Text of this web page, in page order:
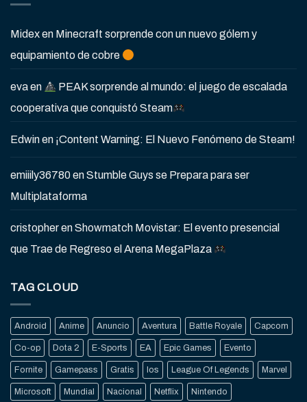
Midexen Minecraft sorprende con un nuevo gólem y
equipamiento de cobre
evaen
PEAK sorprende al mundo: el juego de escalada
cooperativa que conquistó Steam
Edwinen ¡Content Warning: El Nuevo Fenómeno de Steam!
emiiily36780enStumble Guys se Prepara para ser
Multiplataforma
cristopherenShowmatch Movistar: El evento presencial
que Trae de Regreso el Arena MegaPlaza
TAG CLOUD
Android Anime Anuncio Aventura Battle Royale Capcom
Co-op Dota 2 E-Sports EA Epic Games Evento
Fornite Gamepass Gratis Ios League Of Legends Marvel
Microsoft Mundial Nacional Netflix Nintendo